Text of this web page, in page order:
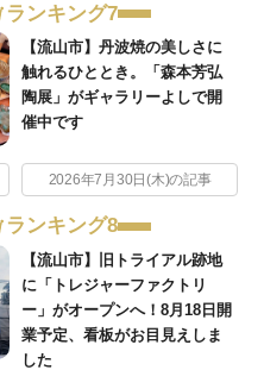
ランキング7
【流山市】丹波焼の美しさに
触れるひととき。「森本芳弘
陶展」がギャラリーよしで開
催中です
2026年7月30日(木)の記事
ランキング8
【流山市】旧トライアル跡地
に「トレジャーファクトリ
ー」がオープンへ！8月18日開
業予定、看板がお目見えしま
した